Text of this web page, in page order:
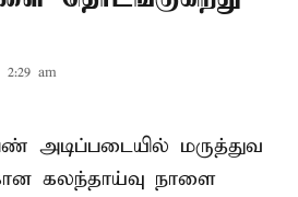
2:29 am
அடிப்படையில் மருத்துவ
கலந்தாய்வு நாளை